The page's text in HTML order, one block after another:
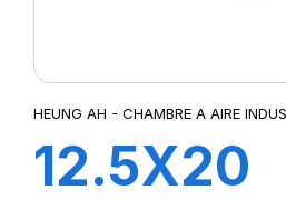
HEUNG AH - CHAMBRE A AIRE
12.5X20